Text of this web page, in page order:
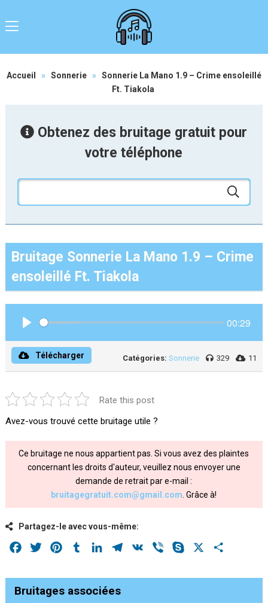
Accueil » Sonnerie » Sonnerie La Mano 1.9 – Crime ensoleillé
Ft. Tiakola
Obtenez des bruitage gratuit pour
votre téléphone
Bruitage Sonnerie La Mano 1.9 – Crime
ensoleillé Ft. Tiakola
00:29
Télécharger Catégories: Sonnerie 329 11
Rate this post
Avez-vous trouvé cette bruitage utile ?
Ce bruitage ne nous appartient pas. Si vous avez des plaintes
concernant les droits d'auteur, veuillez nous envoyer une
demande de retrait par e-mail :
bruitagegratuit.com@gmail.com . Grâce à!
Partagez-le avec vous-même:
Facebook
Twitter PinterestTumblrLinkedInTelegram
VK Viber Skype
Bruitages associées